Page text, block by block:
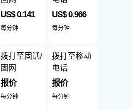
US$ 0.141
每分钟
拨打至固话/
固网
报价
每分钟
US$ 0.966
每分钟
拨打至移动
电话
报价
每分钟